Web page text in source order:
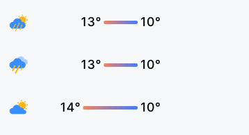
13° 10°
13° 10°
14° 10°